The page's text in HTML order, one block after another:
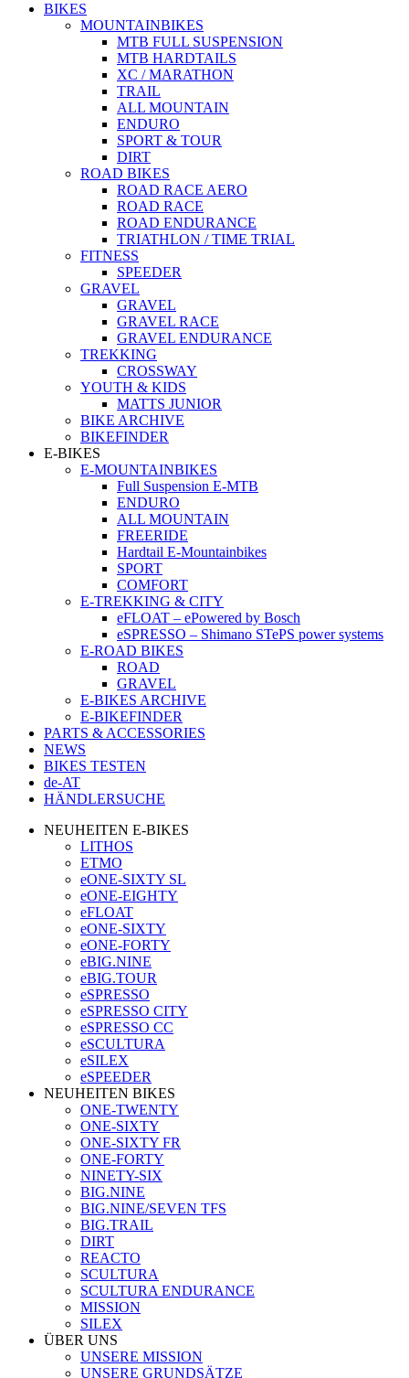
BIKES
MOUNTAINBIKES
MTB FULL SUSPENSION
MTB HARDTAILS
XC / MARATHON
TRAIL
ALL MOUNTAIN
ENDURO
SPORT & TOUR
DIRT
ROAD BIKES
ROAD RACE AERO
ROAD RACE
ROAD ENDURANCE
TRIATHLON / TIME TRIAL
FITNESS
SPEEDER
GRAVEL
GRAVEL
GRAVEL RACE
GRAVEL ENDURANCE
TREKKING
CROSSWAY
YOUTH & KIDS
MATTS JUNIOR
BIKE ARCHIVE
BIKEFINDER
E-BIKES
E-MOUNTAINBIKES
Full Suspension E-MTB
ENDURO
ALL MOUNTAIN
FREERIDE
Hardtail E-Mountainbikes
SPORT
COMFORT
E-TREKKING & CITY
eFLOAT – ePowered by Bosch
eSPRESSO – Shimano STePS power systems
E-ROAD BIKES
ROAD
GRAVEL
E-BIKES ARCHIVE
E-BIKEFINDER
PARTS & ACCESSORIES
NEWS
BIKES TESTEN
de-AT
HÄNDLERSUCHE
NEUHEITEN E-BIKES
LITHOS
ETMO
eONE-SIXTY SL
eONE-EIGHTY
eFLOAT
eONE-SIXTY
eONE-FORTY
eBIG.NINE
eBIG.TOUR
eSPRESSO
eSPRESSO CITY
eSPRESSO CC
eSCULTURA
eSILEX
eSPEEDER
NEUHEITEN BIKES
ONE-TWENTY
ONE-SIXTY
ONE-SIXTY FR
ONE-FORTY
NINETY-SIX
BIG.NINE
BIG.NINE/SEVEN TFS
BIG.TRAIL
DIRT
REACTO
SCULTURA
SCULTURA ENDURANCE
MISSION
SILEX
ÜBER UNS
UNSERE MISSION
UNSERE GRUNDSÄTZE